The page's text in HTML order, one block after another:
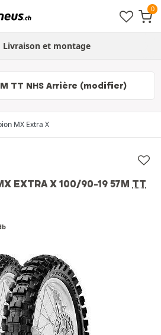
Livraison et montage
TT NHS Arrière (modifier)
MX Extra X
EXTRA X 100/90-19 57M TT